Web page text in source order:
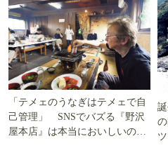
「テメェのうなぎはテメェで自
己管理」 SNSでバズる『野沢
屋本店』は本当においしいの